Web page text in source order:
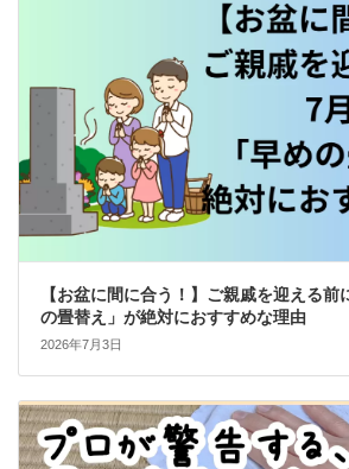
【お盆に間に合う！】ご親戚を迎える前
の畳替え」が絶対におすすめな理由
2026年7月3日